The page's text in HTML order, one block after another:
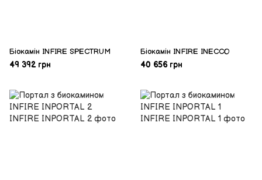
Біокамін INFIRE SPECTRUM
49 392 грн
Біокамін INFIRE INECCO
40 656 грн